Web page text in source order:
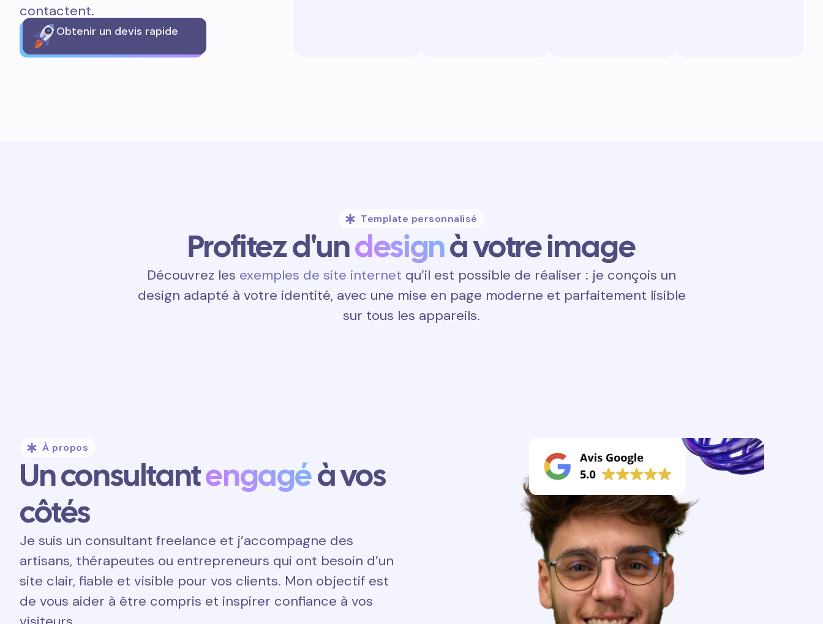
contactent.
Obtenir un devis rapide
Template personnalisé
Profitez d'undesignà votre image
Découvrez les exemples de site internet qu’il est possible de réaliser : je conçois un
design adapté à votre identité, avec une mise en page moderne et parfaitement lisible
sur tous les appareils.
À propos
Un consultantengagéà vos
côtés
Je suis un consultant freelance et j’accompagne des
artisans, thérapeutes ou entrepreneurs qui ont besoin d’un
site clair, fiable et visible pour vos clients. Mon objectif est
de vous aider à être compris et inspirer confiance à vos